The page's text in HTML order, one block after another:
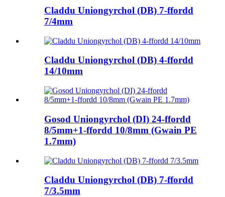
Claddu Uniongyrchol (DB) 7-ffordd
7/4mm
Claddu Uniongyrchol (DB) 4-ffordd
14/10mm
Gosod Uniongyrchol (DI) 24-ffordd
8/5mm+1-ffordd 10/8mm (Gwain PE
1.7mm)
Claddu Uniongyrchol (DB) 7-ffordd
7/3.5mm